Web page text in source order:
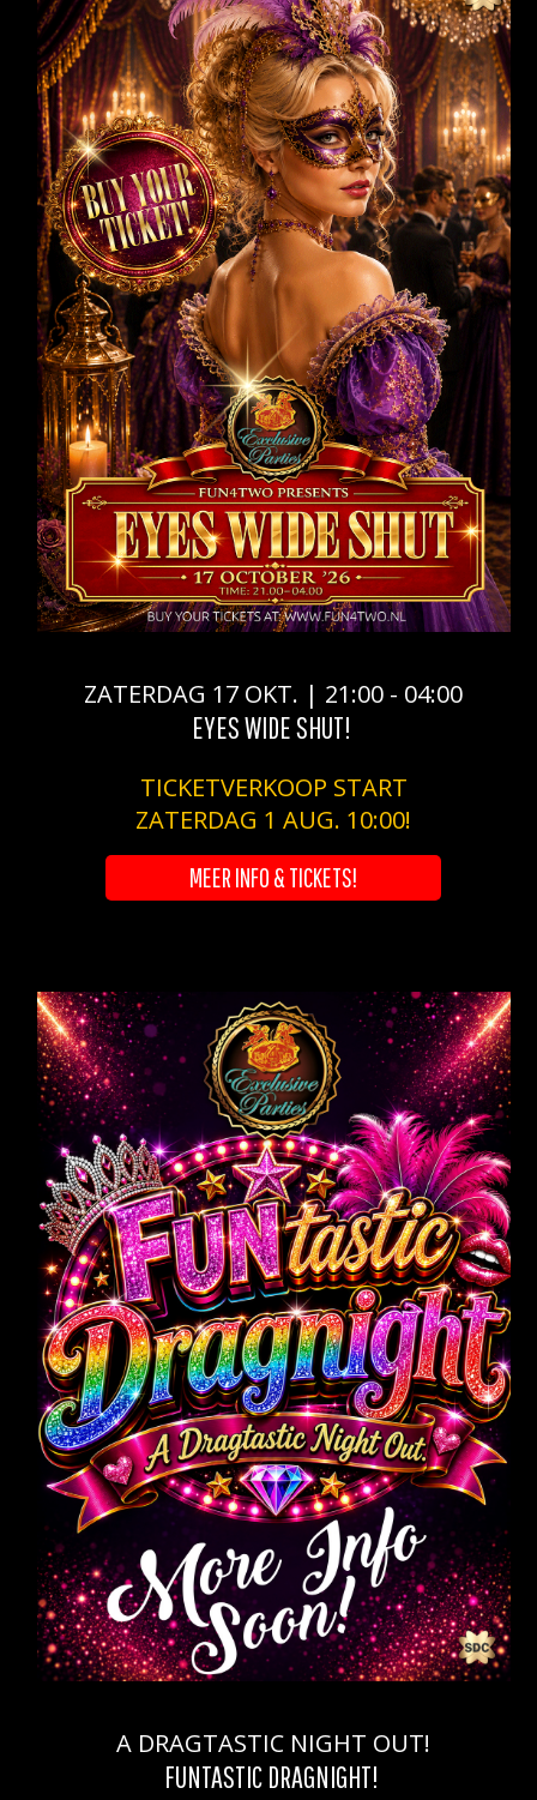
ZATERDAG 17 OKT. | 21:00 - 04:00
EYES WIDE SHUT!
TICKETVERKOOP START
ZATERDAG 1 AUG. 10:00!
MEER INFO & TICKETS!
A DRAGTASTIC NIGHT OUT!
FUNTASTIC DRAGNIGHT!